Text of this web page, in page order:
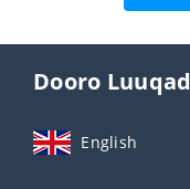
Dooro Luuqad
English